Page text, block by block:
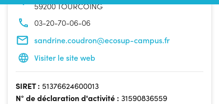
59200 TOURCOING
03-20-70-06-06
sandrine.coudron@ecosup-campus.fr
Visiter le site web
SIRET : 51376624600013
N° de déclaration d'activité : 31590836559